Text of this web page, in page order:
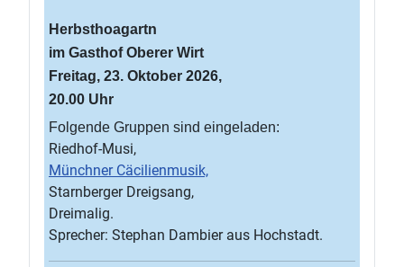
Herbsthoagartn
im Gasthof Oberer Wirt
Freitag, 23. Oktober 2026,
20.00 Uhr
Folgende Gruppen sind eingeladen:
Riedhof-Musi,
Münchner Cäcilienmusik,
Starnberger Dreigsang,
Dreimalig.
Sprecher: Stephan Dambier aus Hochstadt.